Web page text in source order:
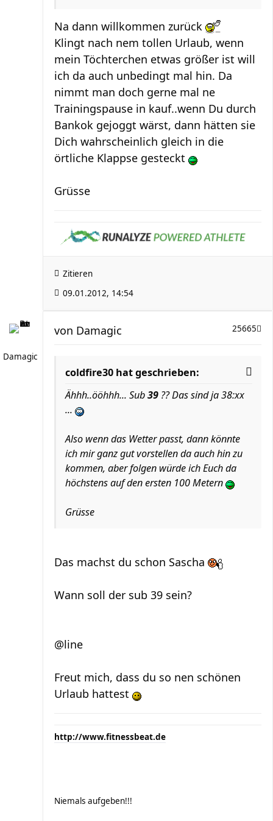
Na dann willkommen zurück
Klingt nach nem tollen Urlaub, wenn
mein Töchterchen etwas größer ist will
ich da auch unbedingt mal hin. Da
nimmt man doch gerne mal ne
Trainingspause in kauf..wenn Du durch
Bankok gejoggt wärst, dann hätten sie
Dich wahrscheinlich gleich in die
örtliche Klappse gesteckt
Grüsse
Zitieren
09.01.2012, 14:54
Damagic
25665
von Damagic
coldfire30 hat geschrieben:
Ähhh..ööhhh... Sub39 ?? Das sind ja 38:xx
...
Also wenn das Wetter passt, dann könnte
ich mir ganz gut vorstellen da auch hin zu
kommen, aber folgen würde ich Euch da
höchstens auf den ersten 100 Metern
Grüsse
Das machst du schon Sascha
Wann soll der sub 39 sein?
@line
Freut mich, dass du so nen schönen
Urlaub hattest
http://www.fitnessbeat.de
Niemals aufgeben!!!